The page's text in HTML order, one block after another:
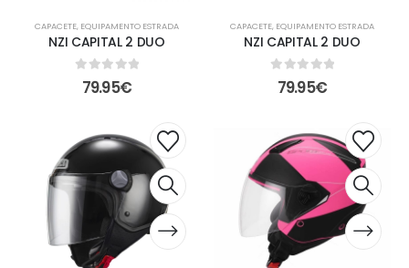
CAPACETE, EQUIPAMENTO ESTRADA
NZI CAPITAL 2 DUO
out of 5
79.95€
CAPACETE, EQUIPAMENTO ESTRADA
NZI CAPITAL 2 DUO
out of 5
79.95€